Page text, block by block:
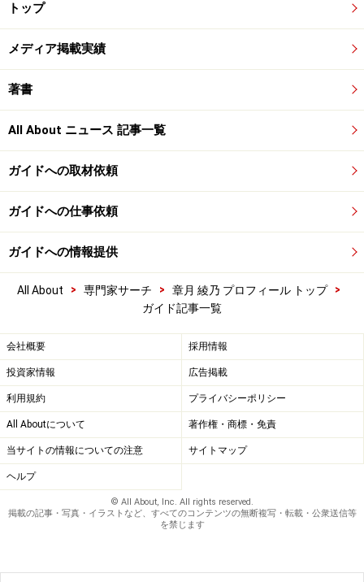
トップ
メディア掲載実績
著書
All About ニュース 記事一覧
ガイドへの取材依頼
ガイドへの仕事依頼
ガイドへの情報提供
All About > 専門家サーチ > 章月 綾乃 プロフィール トップ
>
ガイド記事一覧
会社概要 採用情報
投資家情報 広告掲載
利用規約 プライバシーポリシー
All Aboutについて 著作権・商標・免責
当サイトの情報についての注意 サイトマップ
ヘルプ
© All About, Inc. All rights reserved.
掲載の記事・写真・イラストなど、すべてのコンテンツの無断複写・転載・公衆送信等
を禁じます